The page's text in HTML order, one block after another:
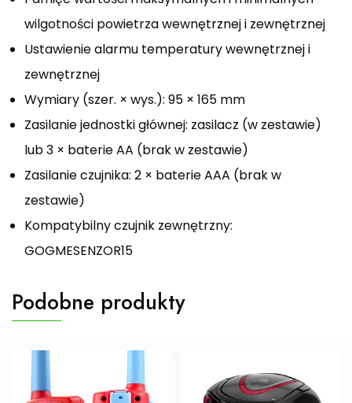
wilgotności powietrza wewnętrznej i zewnętrznej
Ustawienie alarmu temperatury wewnętrznej i
zewnętrznej
Wymiary (szer. × wys.): 95 × 165 mm
Zasilanie jednostki głównej: zasilacz (w zestawie)
lub 3 × baterie AA (brak w zestawie)
Zasilanie czujnika: 2 × baterie AAA (brak w
zestawie)
Kompatybilny czujnik zewnętrzny:
GOGMESENZOR15
Podobne produkty